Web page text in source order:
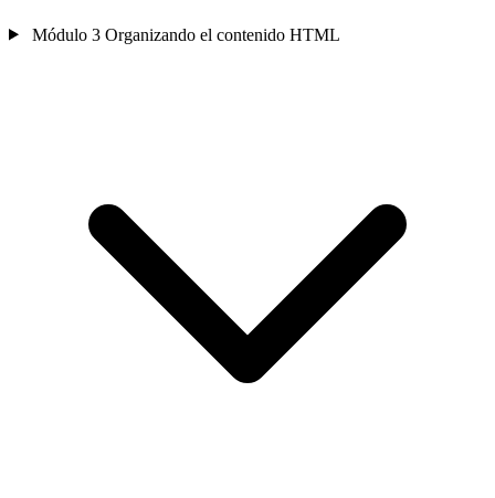
Módulo 3 Organizando el contenido HTML